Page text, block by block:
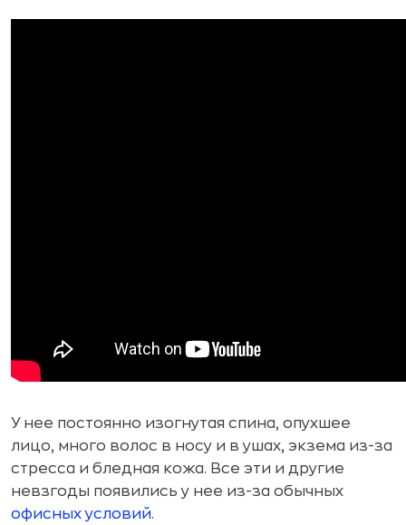
У нее постоянно изогнутая спина, опухшее
лицо, много волос в носу и в ушах, экзема из-за
стресса и бледная кожа. Все эти и другие
невзгоды появились у нее из-за обычных
офисных условий.